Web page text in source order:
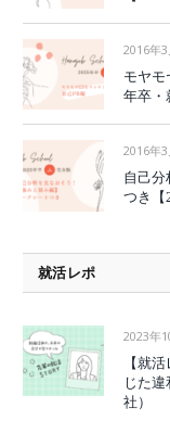
2016年3
モヤモ
年卒・
2016年3
自己分
つき【
就活レポ
2023年
【就
じた
社）